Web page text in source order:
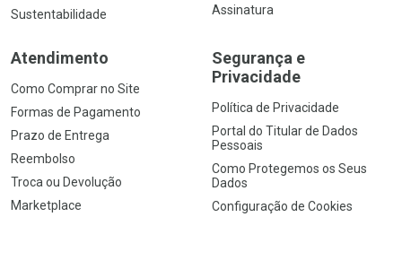
Sustentabilidade
Assinatura
Atendimento
Como Comprar no Site
Formas de Pagamento
Prazo de Entrega
Reembolso
Troca ou Devolução
Marketplace
Segurança e
Privacidade
Política de Privacidade
Portal do Titular de Dados
Pessoais
Como Protegemos os Seus
Dados
Configuração de Cookies